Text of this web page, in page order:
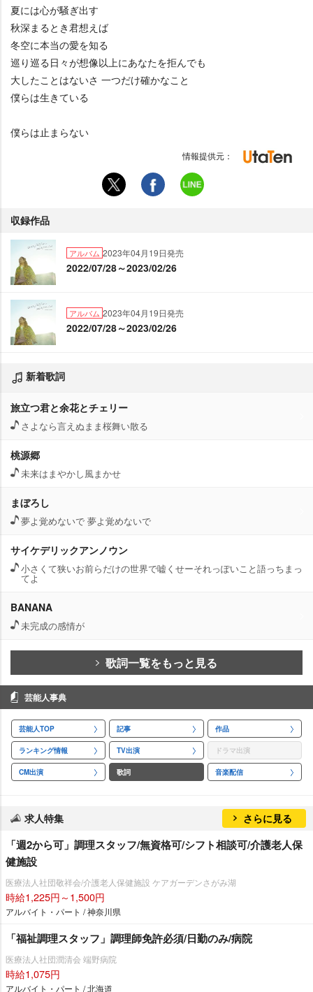
夏には心が騒ぎ出す
秋深まるとき君想えば
冬空に本当の愛を知る
巡り巡る日々が想像以上にあなたを拒んでも
大したことはないさ 一つだけ確かなこと
僕らは生きている
僕らは止まらない
情報提供元：
収録作品
アルバム 2023年04月19日発売
2022/07/28～2023/02/26
アルバム 2023年04月19日発売
2022/07/28～2023/02/26
新着歌詞
旅立つ君と余花とチェリー
さよなら言えぬまま桜舞い散る
桃源郷
未来はまやかし風まかせ
まぼろし
夢よ覚めないで 夢よ覚めないで
サイケデリックアンノウン
小さくて狭いお前らだけの世界で嘘くせーそれっぽいこと語っちまっ
てよ
BANANA
未完成の感情が
歌詞一覧をもっと見る
芸能人事典
芸能人TOP 記事 作品
ランキング情報 TV出演 ドラマ出演
CM出演 歌詞 音楽配信
求人特集 さらに見る
「週2から可」調理スタッフ/無資格可/シフト相談可/介護老人保
健施設
医療法人社団敬祥会/介護老人保健施設 ケアガーデンさがみ湖
時給1,225円～1,500円
アルバイト・パート / 神奈川県
「福祉調理スタッフ」調理師免許必須/日勤のみ/病院
医療法人社団潤清会 端野病院
時給1,075円
アルバイト・パート / 北海道